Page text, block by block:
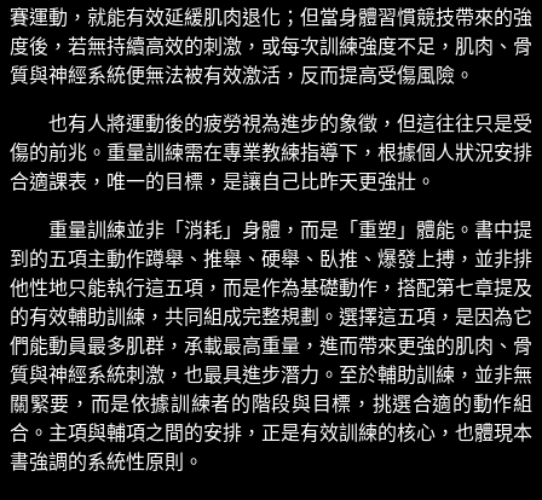
賽運動，就能有效延緩肌肉退化；但當身體習慣競技帶來的強
度後，若無持續高效的刺激，或每次訓練強度不足，肌肉、骨
質與神經系統便無法被有效激活，反而提高受傷風險。
也有人將運動後的疲勞視為進步的象徵，但這往往只是受
傷的前兆。重量訓練需在專業教練指導下，根據個人狀況安排
合適課表，唯一的目標，是讓自己比昨天更強壯。
重量訓練並非「消耗」身體，而是「重塑」體能。書中提
到的五項主動作蹲舉、推舉、硬舉、臥推、爆發上搏，並非排
他性地只能執行這五項，而是作為基礎動作，搭配第七章提及
的有效輔助訓練，共同組成完整規劃。選擇這五項，是因為它
們能動員最多肌群，承載最高重量，進而帶來更強的肌肉、骨
質與神經系統刺激，也最具進步潛力。至於輔助訓練，並非無
關緊要，而是依據訓練者的階段與目標，挑選合適的動作組
合。主項與輔項之間的安排，正是有效訓練的核心，也體現本
書強調的系統性原則。